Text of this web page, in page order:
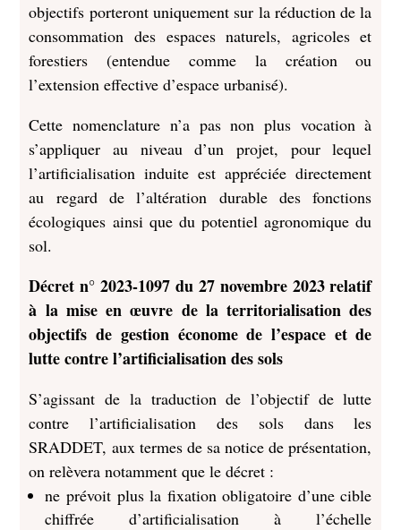
objectifs porteront uniquement sur la réduction de la
consommation des espaces naturels, agricoles et
forestiers (entendue comme la création ou
l’extension effective d’espace urbanisé).
Cette nomenclature n’a pas non plus vocation à
s’appliquer au niveau d’un projet, pour lequel
l’artificialisation induite est appréciée directement
au regard de l’altération durable des fonctions
écologiques ainsi que du potentiel agronomique du
sol.
Décret n° 2023-1097 du 27 novembre 2023 relatif
à la mise en œuvre de la territorialisation des
objectifs de gestion économe de l’espace et de
lutte contre l’artificialisation des sols
S’agissant de la traduction de l’objectif de lutte
contre l’artificialisation des sols dans les
SRADDET, aux termes de sa notice de présentation,
on relèvera notamment que le décret :
ne prévoit plus la fixation obligatoire d’une cible
chiffrée d’artificialisation à l’échelle